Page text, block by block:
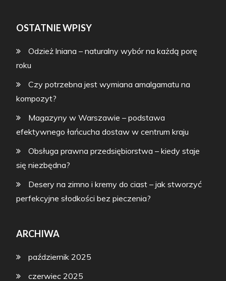
OSTATNIE WPISY
Odzież lniana – naturalny wybór na każdą porę
roku
Czy potrzebna jest wymiana amalgamatu na
kompozyt?
Magazyny w Warszawie – podstawa
efektywnego łańcucha dostaw w centrum kraju
Obsługa prawna przedsiębiorstwa – kiedy staje
się niezbędna?
Desery na zimno i kremy do ciast – jak stworzyć
perfekcyjne słodkości bez pieczenia?
ARCHIWA
październik 2025
czerwiec 2025